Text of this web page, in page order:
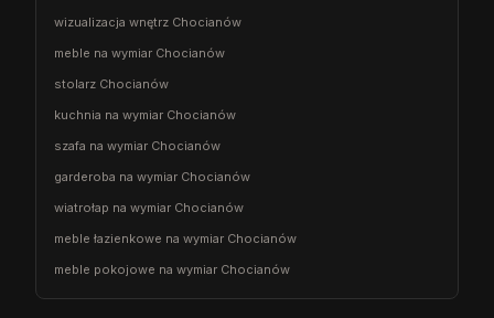
wizualizacja wnętrz Chocianów
meble na wymiar Chocianów
stolarz Chocianów
kuchnia na wymiar Chocianów
szafa na wymiar Chocianów
garderoba na wymiar Chocianów
wiatrołap na wymiar Chocianów
meble łazienkowe na wymiar Chocianów
meble pokojowe na wymiar Chocianów